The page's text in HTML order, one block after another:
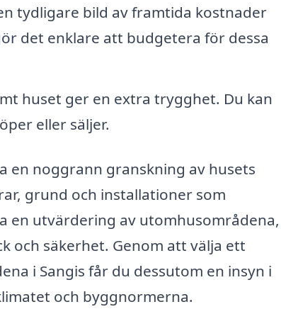
tydligare bild av framtida kostnader
det enklare att budgetera för dessa
huset ger en extra trygghet. Du kan
eller säljer.
en noggrann granskning av husets
grund och installationer som
en utvärdering av utomhusområdena,
och säkerhet. Genom att välja ett
i Sangis får du dessutom en insyn i
och byggnormerna.